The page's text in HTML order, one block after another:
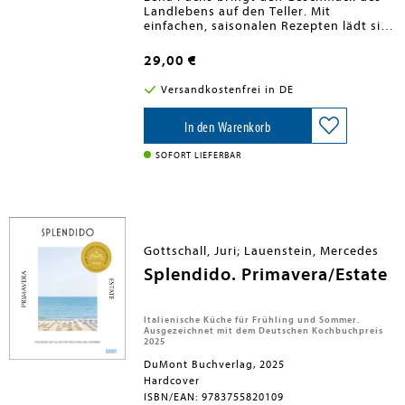
Obst und Gemüse, sondern auch Nüsse,
Samen, Hülsenfrüchte, Getreide,
Schokolade!
Landlebens auf den Teller. Mit
einfachen, saisonalen Rezepten lädt sie
entdecken. Ob herzhaftes Süßkartoffel-
Laibchen, Quinoa-Glückstaler oder
verführerischer Mohn-Gitterkuchen -
ihre Gerichte sind kreativ und dennoch
bodenständig, alltagstauglich und
voller Aroma. Die Ernährungspädagogin
zeigt, wie man mit frischen Zutaten vom
Land bewussten Genuss erleben kann.
29,00 €
Versandkostenfrei in DE
In den Warenkorb
SOFORT LIEFERBAR
Gottschall, Juri; Lauenstein, Mercedes
Splendido. Primavera/Estate
Italienische Küche für Frühling und Sommer.
Ausgezeichnet mit dem Deutschen Kochbuchpreis
2025
DuMont Buchverlag, 2025
Hardcover
ISBN/EAN: 9783755820109